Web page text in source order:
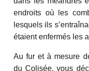
endroits où les
lesquels ils
étaient enfermés les
Au fur et à mesure
du Colisée, vous